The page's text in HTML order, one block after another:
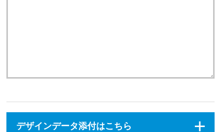
デザインデータ添付はこちら